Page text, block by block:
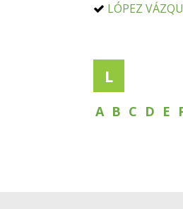
LÓPEZ
L
A B C D E